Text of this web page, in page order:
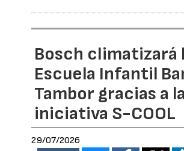
Bosch climatizará
Escuela Infantil
Tambor gracias a la
iniciativa S-COOL
29/07/2026